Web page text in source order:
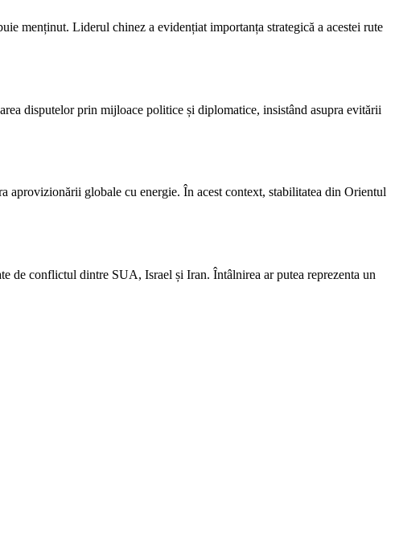
disputelor prin mijloace politice și diplomatice, insistând asupra evitării
aprovizionării globale cu energie. În acest context, stabilitatea din Orientul
de conflictul dintre SUA, Israel și Iran. Întâlnirea ar putea reprezenta un